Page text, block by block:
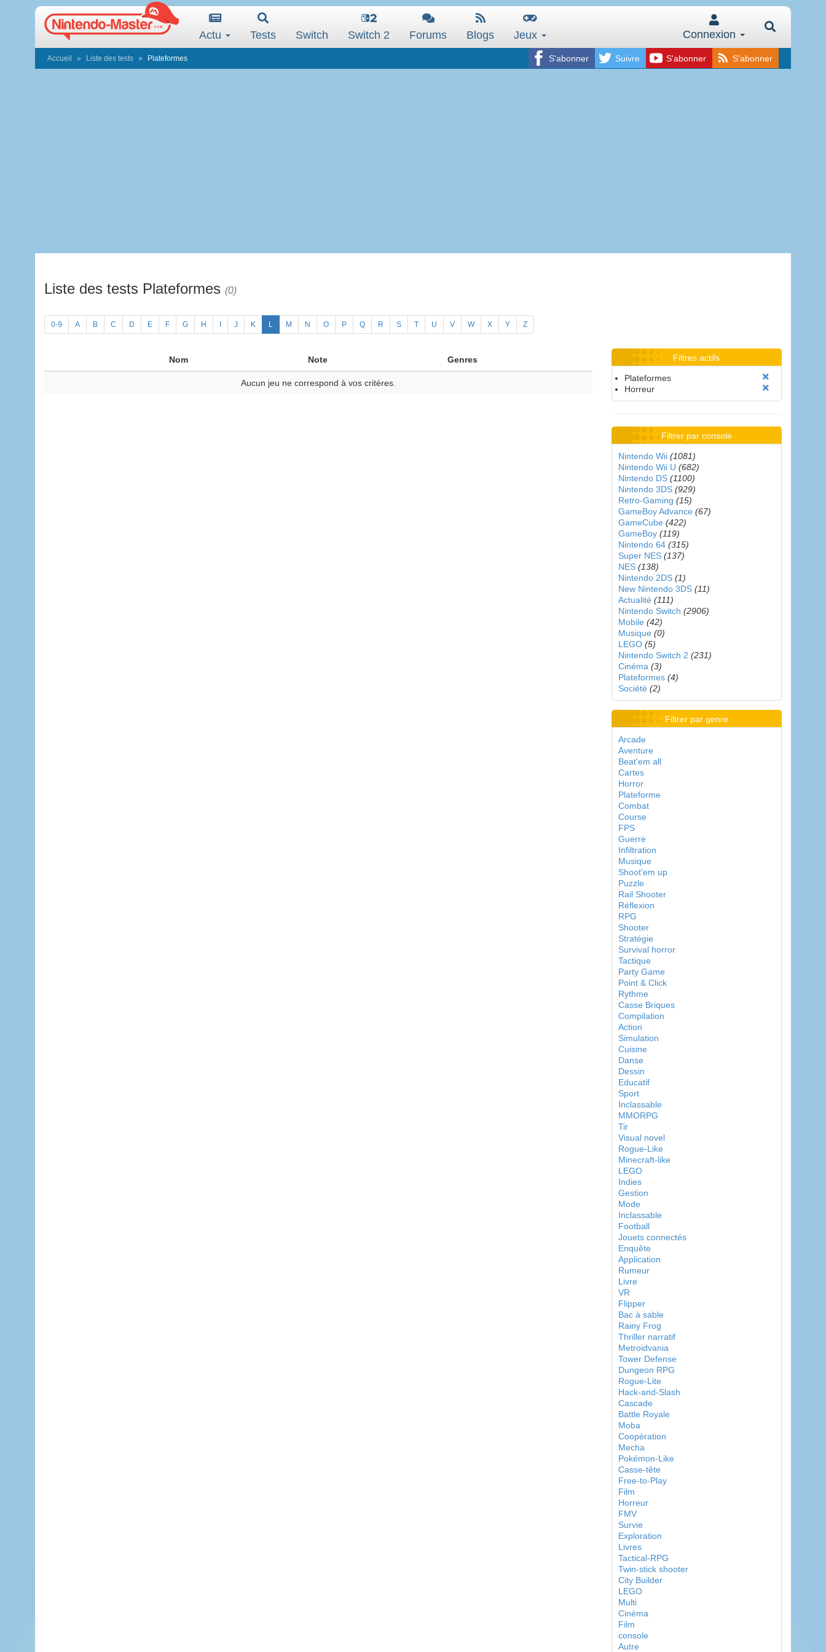
Actu Tests Switch Switch 2 Forums Blogs Jeux Connexion
S'abonner Suivre S'abonner S'abonner
Accueil Liste des tests Plateformes
Liste des tests Plateformes (0)
0-9 A B C D E F G H J K L M N O P Q R S T U V W X Y Z
Nom Note Genres
Aucun jeu ne correspond à vos critères.
Filtres actifs
Plateformes
Horreur
Filtrer par console
Nintendo Wii (1081)
Nintendo Wii U (682)
Nintendo DS (1100)
Nintendo 3DS (929)
Retro-Gaming (15)
GameBoy Advance (67)
GameCube (422)
GameBoy (119)
Nintendo 64 (315)
Super NES (137)
NES (138)
Nintendo 2DS (1)
New Nintendo 3DS (11)
Actualité (111)
Nintendo Switch (2906)
Mobile (42)
Musique (0)
LEGO (5)
Nintendo Switch 2 (231)
Cinéma (3)
Plateformes (4)
Société (2)
Filtrer par genre
Arcade
Aventure
Beat'em all
Cartes
Horror
Plateforme
Combat
Course
FPS
Guerre
Infiltration
Musique
Shoot'em up
Puzzle
Rail Shooter
Réflexion
RPG
Shooter
Stratégie
Survival horror
Tactique
Party Game
Point & Click
Rythme
Casse Briques
Compilation
Action
Simulation
Cuisine
Danse
Dessin
Educatif
Sport
Inclassable
MMORPG
Tir
Visual novel
Rogue-Like
Minecraft-like
LEGO
Indies
Gestion
Mode
Inclassable
Football
Jouets connectés
Enquête
Application
Rumeur
Livre
VR
Flipper
Bac à sable
Rainy Frog
Thriller narratif
Metroidvania
Tower Defense
Dungeon RPG
Rogue-Lite
Hack-and-Slash
Cascade
Battle Royale
Moba
Coopération
Mecha
Pokémon-Like
Casse-tête
Free-to-Play
Film
Horreur
FMV
Survie
Exploration
Livres
Tactical-RPG
Twin-stick shooter
City Builder
LEGO
Multi
Cinéma
Film
console
Autre